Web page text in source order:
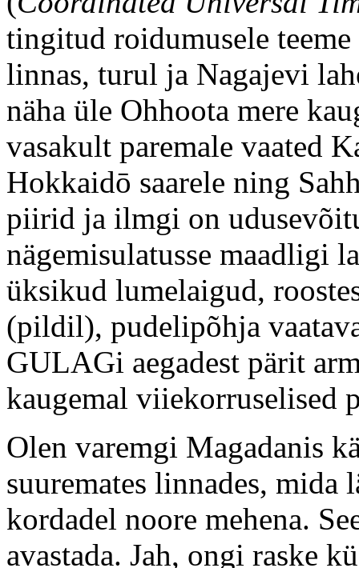
tingitud roidumusele
linnas, turul ja Nagajevi
näha üle Ohhoota mere
vasakult paremale vaated
Hokkaidō saarele ning
piirid ja ilmgi on
nägemisulatusse maadligi
üksikud lumelaigud,
(pildil), pudelipõhja
GULAGi aegadest pärit
kaugemal viiekorruselised
Olen varemgi Magadanis
suuremates linnades,
kordadel noore mehena.
avastada. Jah, ongi raske